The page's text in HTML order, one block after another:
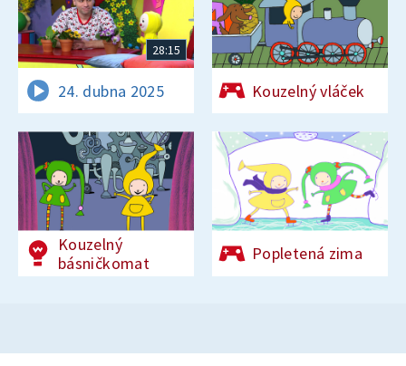
28:15
24. dubna 2025 Kouzelný vláček
Kouzelný
básničkomat
Popletená zima